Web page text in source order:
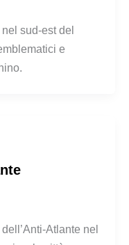
sud-est del
e
Atlante nel